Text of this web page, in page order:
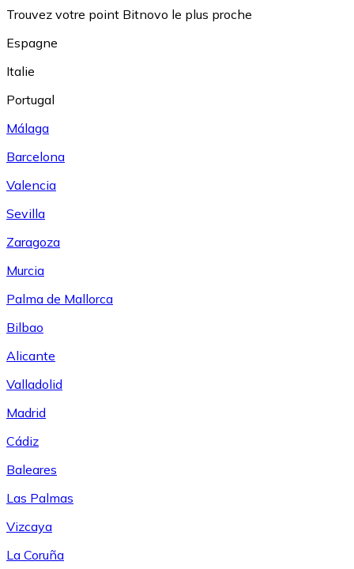
Trouvez votre point Bitnovo le plus proche
Espagne
Italie
Portugal
Málaga
Barcelona
Valencia
Sevilla
Zaragoza
Murcia
Palma de Mallorca
Bilbao
Alicante
Valladolid
Madrid
Cádiz
Baleares
Las Palmas
Vizcaya
La Coruña